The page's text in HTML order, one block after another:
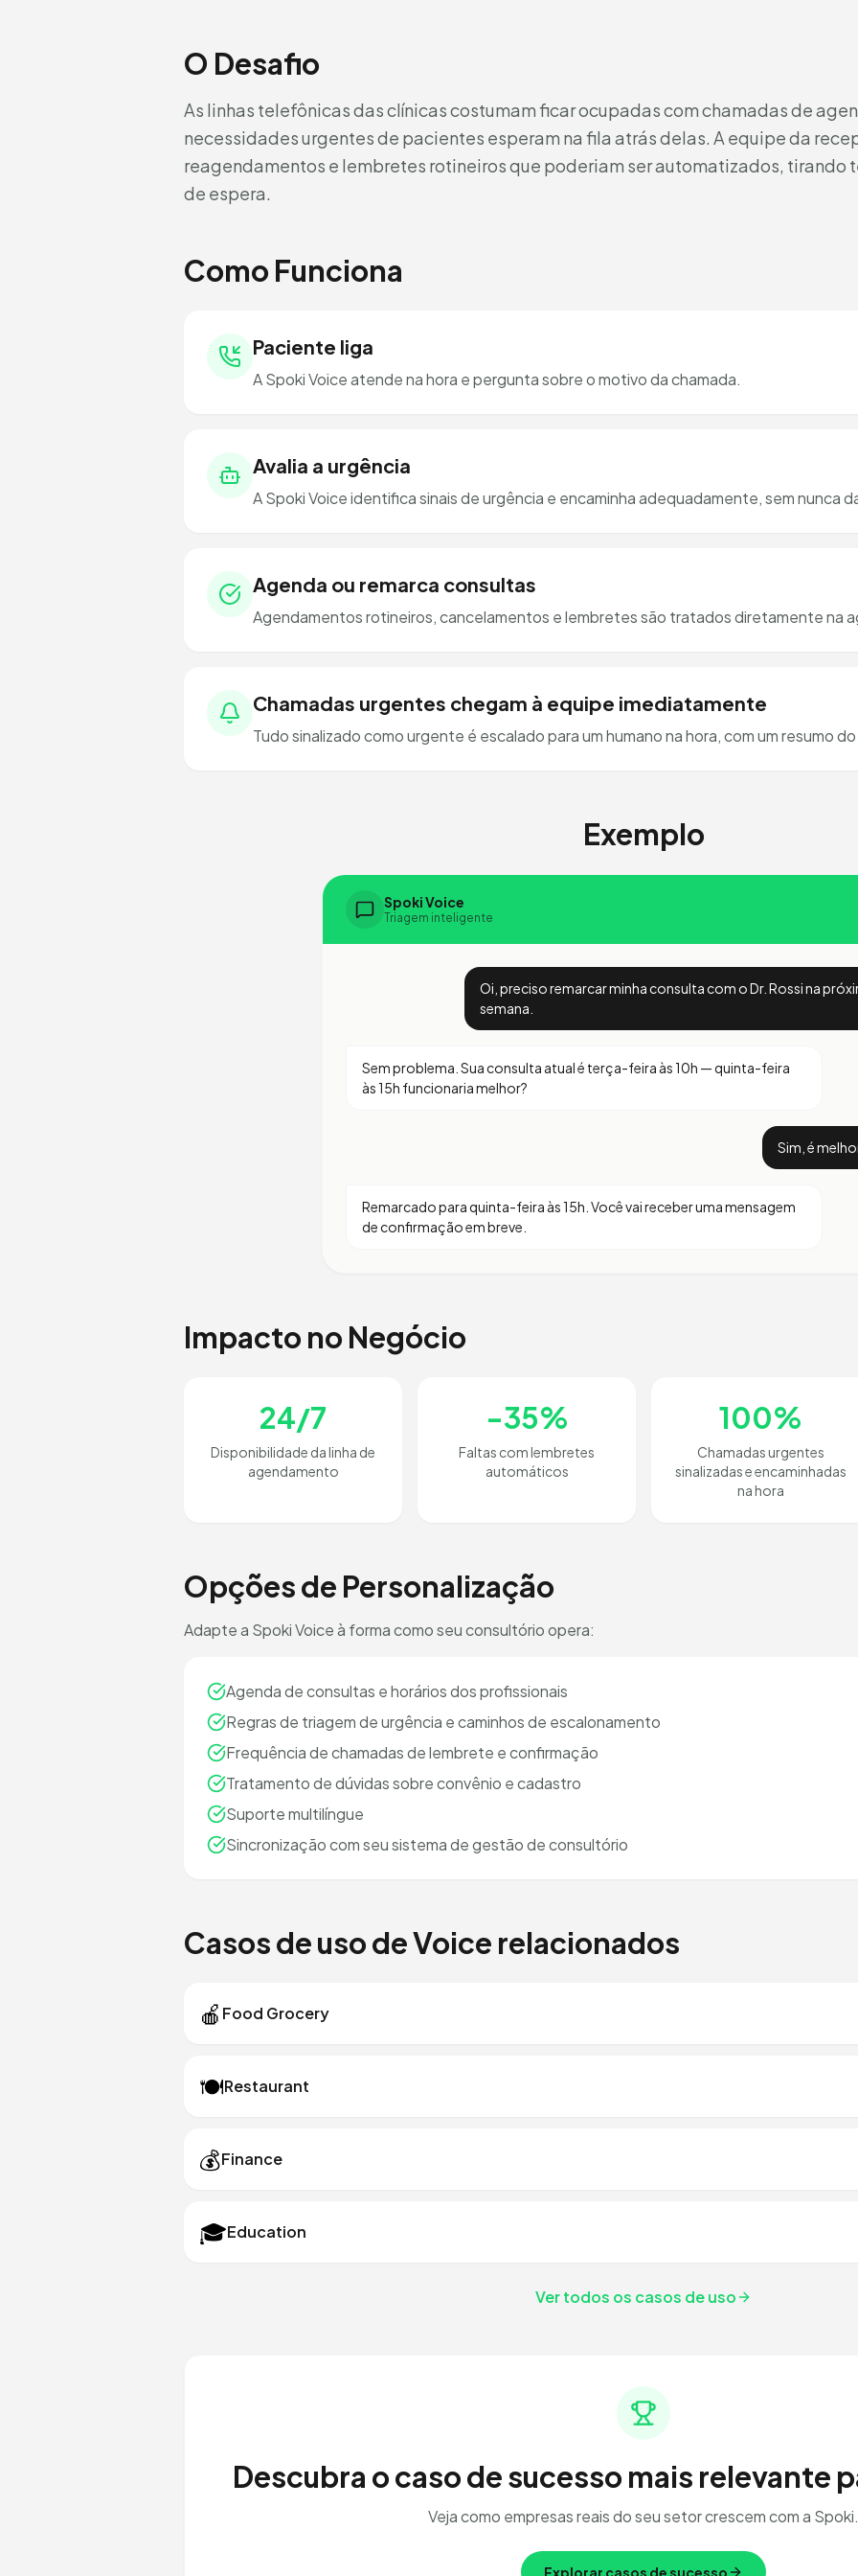
O Desafio
As linhas telefônicas das clínicas costumam ficar ocupadas com chamadas de
necessidades urgentes de pacientes esperam na fila atrás delas. A equipe da
reagendamentos e lembretes rotineiros que poderiam ser automatizados, tirando
de espera.
Como Funciona
Paciente liga
A Spoki Voice atende na hora e pergunta sobre o motivo da chamada.
Avalia a urgência
A Spoki Voice identifica sinais de urgência e encaminha adequadamente, sem nunca
Agenda ou remarca consultas
Agendamentos rotineiros, cancelamentos e lembretes são tratados diretamente na
Chamadas urgentes chegam à equipe imediatamente
Tudo sinalizado como urgente é escalado para um humano na hora, com um resumo
Exemplo
Spoki Voice
Triagem inteligente
Oi, preciso remarcar minha consulta com o Dr. Rossi na
semana.
Sem problema. Sua consulta atual é terça-feira às 10h — quinta-feira
às 15h funcionaria melhor?
Sim, é
Remarcado para quinta-feira às 15h. Você vai receber uma mensagem
de confirmação em breve.
Impacto no Negócio
24/7
Disponibilidade da linha de
agendamento
-35%
Faltas com lembretes
automáticos
100%
Chamadas urgentes
sinalizadas e encaminhadas
na hora
Opções de Personalização
Adapte a Spoki Voice à forma como seu consultório opera:
Agenda de consultas e horários dos profissionais
Regras de triagem de urgência e caminhos de escalonamento
Frequência de chamadas de lembrete e confirmação
Tratamento de dúvidas sobre convênio e cadastro
Suporte multilíngue
Sincronização com seu sistema de gestão de consultório
Casos de uso de Voice relacionados
🍎 Food Grocery
🍽️Restaurant
💰Finance
🎓Education
Ver todos os casos de uso
Descubra o caso de sucesso mais relevante
Veja como empresas reais do seu setor crescem com a Spoki.
Explorar casos de sucesso